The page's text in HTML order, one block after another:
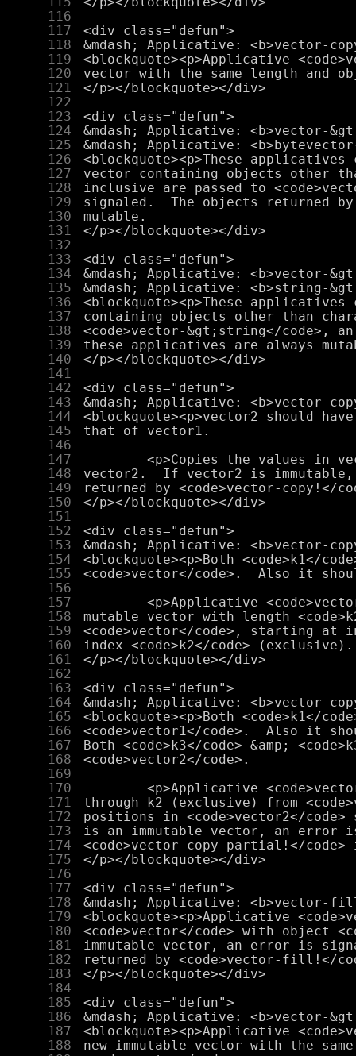
    116
    117
    118
    119
    120
    121
    122
    123
    124
    125
    126
    127
    128
    129
    130
    131
    132
    133
    134
    135
    136
    137
    138
    139
    140
    141
    142
    143
    144
    145
    146
    147
    148
    149
    150
    151
    152
    153
    154
    155
    156
    157
    158
    159
    160
    161
    162
    163
    164
    165
    166
    167
    168
    169
    170
    171
    172
    173
    174
    175
    176
    177
    178
    179
    180
    181
    182
    183
    184
    185
    186
    187
    188